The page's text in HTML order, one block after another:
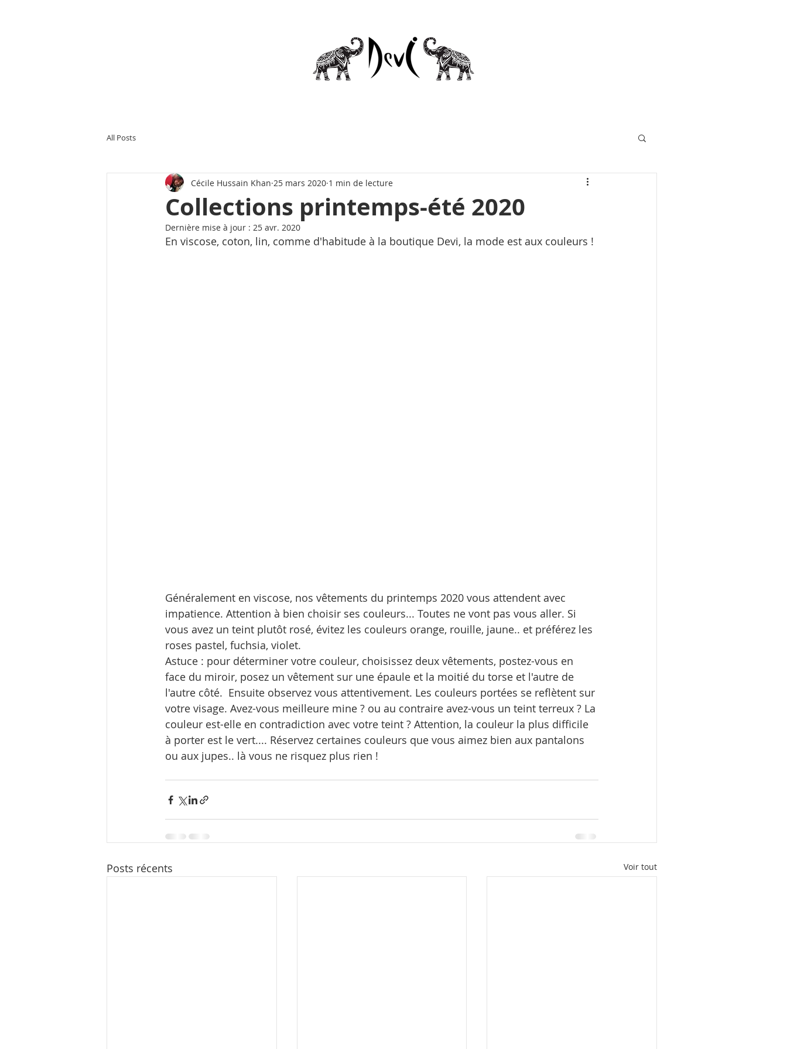
All Posts
Collections printemps-été 2020
Cécile Hussain Khan 25 mars 2020 1 min de lecture
Dernière mise à jour : 25 avr. 2020
En viscose, coton, lin, comme d'habitude à la boutique Devi, la mode est aux couleurs !
Généralement en viscose, nos vêtements du printemps 2020 vous attendent avec
impatience. Attention à bien choisir ses couleurs... Toutes ne vont pas vous aller. Si
vous avez un teint plutôt rosé, évitez les couleurs orange, rouille, jaune.. et préférez les
roses pastel, fuchsia, violet.
Astuce : pour déterminer votre couleur, choisissez deux vêtements, postez-vous en
face du miroir, posez un vêtement sur une épaule et la moitié du torse et l'autre de
l'autre côté.  Ensuite observez vous attentivement. Les couleurs portées se reflètent sur
votre visage. Avez-vous meilleure mine ? ou au contraire avez-vous un teint terreux ? La
couleur est-elle en contradiction avec votre teint ? Attention, la couleur la plus difficile
à porter est le vert.... Réservez certaines couleurs que vous aimez bien aux pantalons
ou aux jupes.. là vous ne risquez plus rien !
Posts récents Voir tout